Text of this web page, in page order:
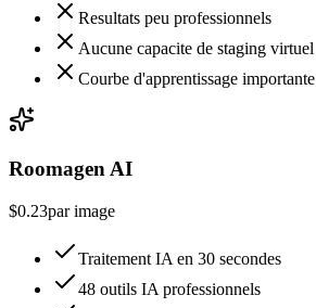
Resultats peu professionnels
Aucune capacite de staging virtuel
Courbe d'apprentissage importante
Roomagen AI
$0.23par image
Traitement IA en 30 secondes
48 outils IA professionnels